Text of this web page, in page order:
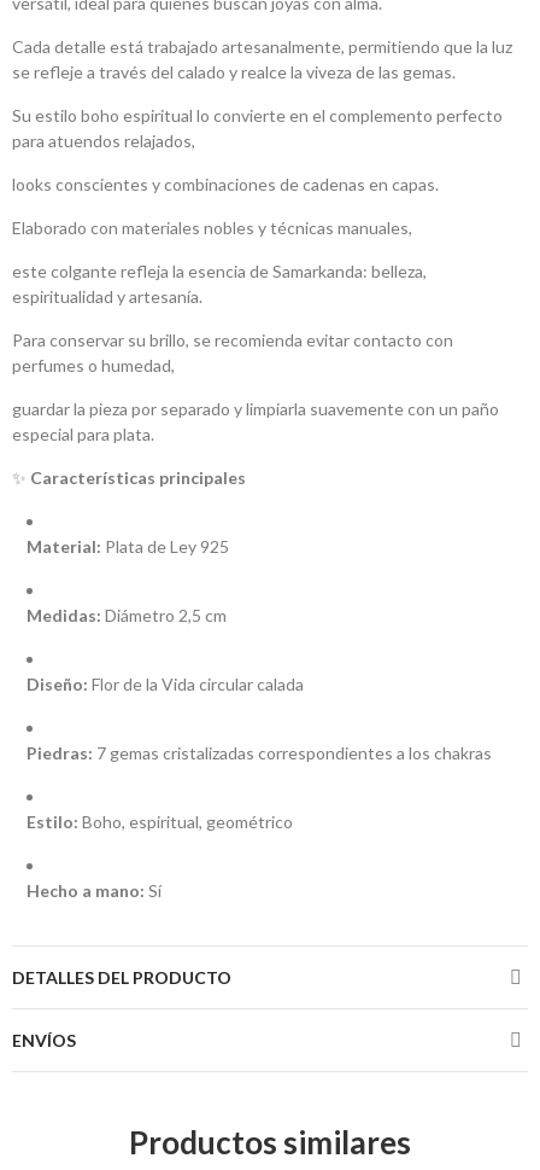
Cada detalle está trabajado artesanalmente, permitiendo que la luz
se refleje a través del calado y realce la viveza de las gemas.
Su estilo boho espiritual lo convierte en el complemento perfecto
para atuendos relajados,
looks conscientes y combinaciones de cadenas en capas.
Elaborado con materiales nobles y técnicas manuales,
este colgante refleja la esencia de Samarkanda: belleza,
espiritualidad y artesanía.
Para conservar su brillo, se recomienda evitar contacto con
perfumes o humedad,
guardar la pieza por separado y limpiarla suavemente con un paño
especial para plata.
✨ Características principales
Material: Plata de Ley 925
Medidas: Diámetro 2,5 cm
Diseño: Flor de la Vida circular calada
Piedras: 7 gemas cristalizadas correspondientes a los chakras
Estilo: Boho, espiritual, geométrico
Hecho a mano: Sí
DETALLES DEL PRODUCTO
ENVÍOS
Productos similares